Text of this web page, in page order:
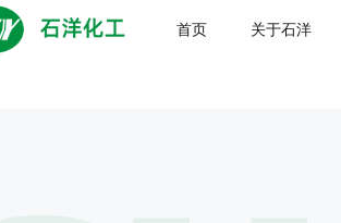
首页 关于石洋